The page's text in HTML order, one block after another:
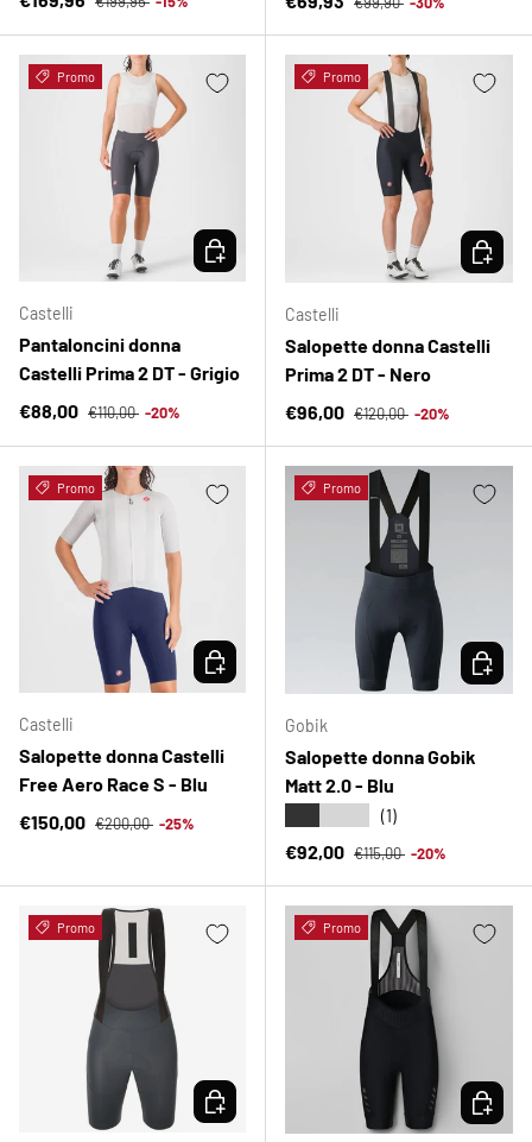
Promo
Castelli
Pantaloncini donna
Castelli Prima 2 DT - Grigio
Prezzo di vendita
€88,00 Prezzo normale
€110,00 -20%
SCEGLI OPZIONI
Promo
Castelli
Salopette donna Castelli
Prima 2 DT - Nero
Prezzo di vendita
€96,00 Prezzo normale
€120,00 -20%
SCEGLI
Promo
Castelli
Salopette donna Castelli
Free Aero Race S - Blu
Prezzo di vendita
€150,00 Prezzo normale
€200,00 -25%
SCEGLI OPZIONI
Promo
Gobik
Salopette donna Gobik
Matt 2.0 - Blu
(1)
Prezzo di vendita
€92,00 Prezzo normale
€115,00 -20%
SCEGLI
Promo
SCEGLI OPZIONI
Promo
SCEGLI